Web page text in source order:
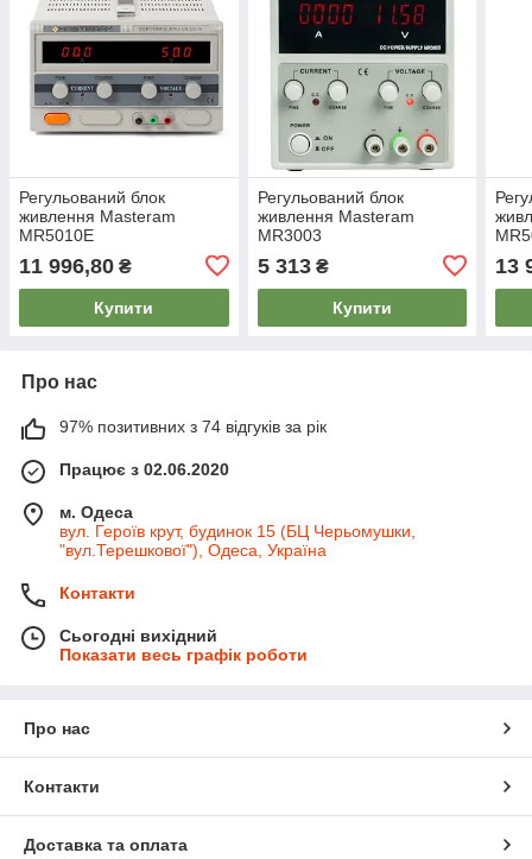
Регульований блок
живлення Masteram
MR5010E
11 996,80 ₴
Купити
Регульований блок
живлення Masteram
MR3003
5 313₴
Купити
13
Про нас
97% позитивних з 74 відгуків за рік
Працює з 02.06.2020
м. Одеса
вул. Героїв крут, будинок 15 (БЦ Черьомушки,
"вул.Терешкової"), Одеса, Україна
Контакти
Сьогодні вихідний
Показати весь графік роботи
Про нас
Контакти
Доставка та оплата